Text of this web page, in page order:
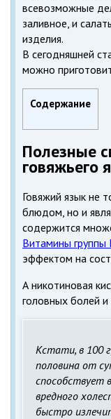
всевозможные
заливное, и
изделия.
В сегодняшней
можно
Содержание
Полезные
говяжьего
Говяжий язык не
блюдом, но и
содержится
Витамины группы
эффектом на
А никотиновая
головных болей
Кстати, в 100
половина от
способствует
вредного
быстро